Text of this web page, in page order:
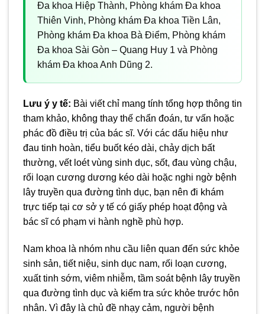
Đa khoa Hiệp Thành, Phòng khám Đa khoa
Thiên Vinh, Phòng khám Đa khoa Tiền Lân,
Phòng khám Đa khoa Bà Điểm, Phòng khám
Đa khoa Sài Gòn – Quang Huy 1 và Phòng
khám Đa khoa Anh Dũng 2.
Lưu ý y tế: Bài viết chỉ mang tính tổng hợp thông tin
tham khảo, không thay thế chẩn đoán, tư vấn hoặc
phác đồ điều trị của bác sĩ. Với các dấu hiệu như
đau tinh hoàn, tiểu buốt kéo dài, chảy dịch bất
thường, vết loét vùng sinh dục, sốt, đau vùng chậu,
rối loạn cương dương kéo dài hoặc nghi ngờ bệnh
lây truyền qua đường tình dục, bạn nên đi khám
trực tiếp tại cơ sở y tế có giấy phép hoạt động và
bác sĩ có phạm vi hành nghề phù hợp.
Nam khoa là nhóm nhu cầu liên quan đến sức khỏe
sinh sản, tiết niệu, sinh dục nam, rối loạn cương,
xuất tinh sớm, viêm nhiễm, tầm soát bệnh lây truyền
qua đường tình dục và kiểm tra sức khỏe trước hôn
nhân. Vì đây là chủ đề nhạy cảm, người bệnh